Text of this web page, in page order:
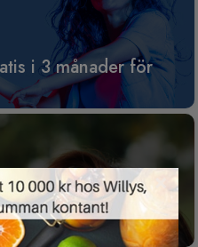
i 3 månader för
har husdjur